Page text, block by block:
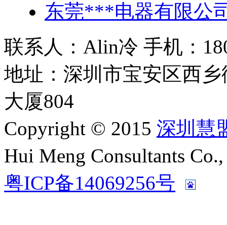
东莞***电器有限公
联系人：Alin冷 手机：
地址：深圳市宝安区西
大厦804
Copyright © 2015 深圳慧
Hui Meng Consultants
粤ICP备14069256号